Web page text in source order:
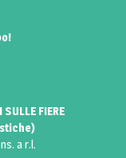
FIERE
a r.l.